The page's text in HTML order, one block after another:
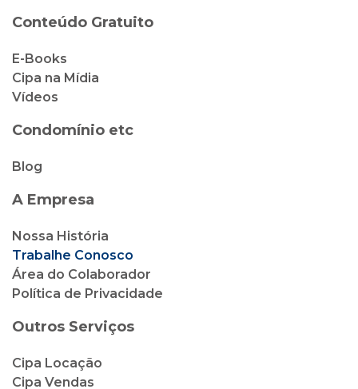
Conteúdo Gratuito
E-Books
Cipa na Mídia
Vídeos
Condomínio etc
Blog
A Empresa
Nossa História
Trabalhe Conosco
Área do Colaborador
Política de Privacidade
Outros Serviços
Cipa Locação
Cipa Vendas